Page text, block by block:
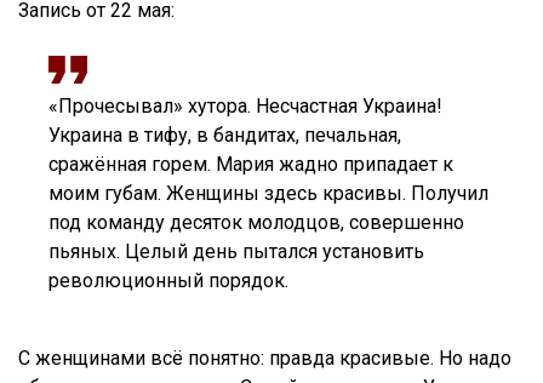
Запись от 22 мая:
«Прочесывал» хутора. Несчастная Украина!
Украина в тифу, в бандитах, печальная,
сражённая горем. Мария жадно припадает к
моим губам. Женщины здесь красивы. Получил
под команду десяток молодцов, совершенно
пьяных. Целый день пытался установить
революционный порядок.
С женщинами всё понятно: правда красивые. Но надо